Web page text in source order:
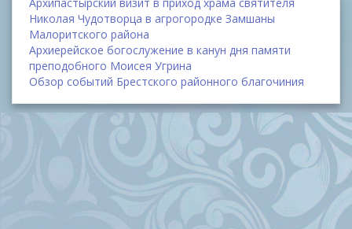
Николая Чудотворца в агрогородке Замшаны
Малоритского района
Архиерейское богослужение в канун дня памяти
преподобного Моисея Угрина
Обзор событий Брестского районного благочиния